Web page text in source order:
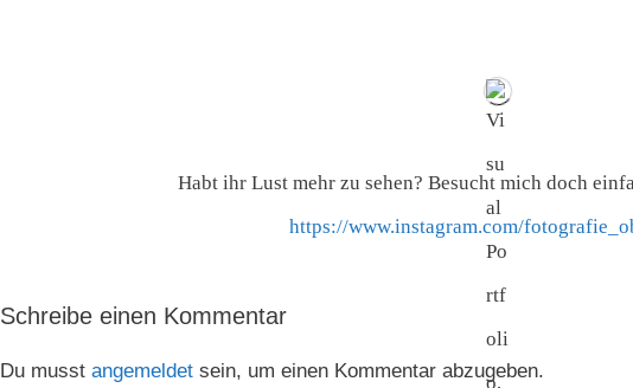
Habt ihr Lust mehr zu sehen? Besucht mich doch
https://www.instagram.com/
Schreibe einen Kommentar
Du musst angemeldet sein, um einen Kommentar abzugeben.